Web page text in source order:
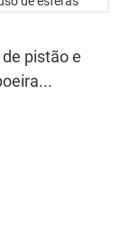
pistão e